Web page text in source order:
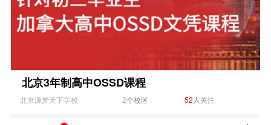
北京3年制高中OSSD课程
北京源梦天下学校 2个校区 52 人关注